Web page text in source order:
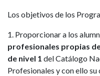
Los objetivos de los
1. Proporcionar a los
profesionales propias
de nivel 1 del Catálogo
Profesionales y con ello